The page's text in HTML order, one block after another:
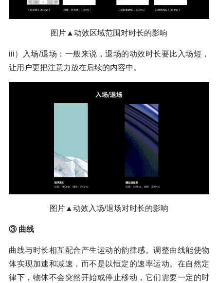
图片▲动效区域范围对时长的影响
iii）入场/退场：一般来说，退场的动效时长要比入场短，
让用户更把注意力放在后续的内容中。
图片▲动效入场/退场对时长的影响
③ 曲线
曲线与时长相互配合产⽣运动的韵律感。调整曲线能使物
体实现加速和减速，⽽不是以恒定的速率运动。在自然定
律下，物体不会突然开始或停止移动，它们需要一定的时